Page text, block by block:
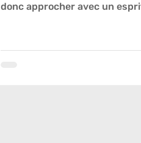
donc approcher avec un